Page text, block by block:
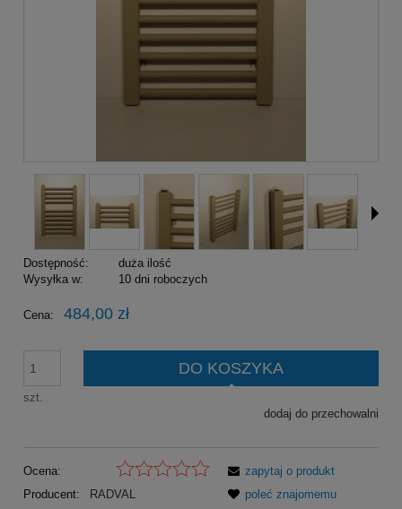
Dostępność:
duża ilość
Wysyłka w:
10 dni roboczych
Cena: 484,00 zł
szt.
DO KOSZYKA
dodaj do przechowalni
Ocena:
Producent:
RADVAL
zapytaj o produkt
poleć znajomemu